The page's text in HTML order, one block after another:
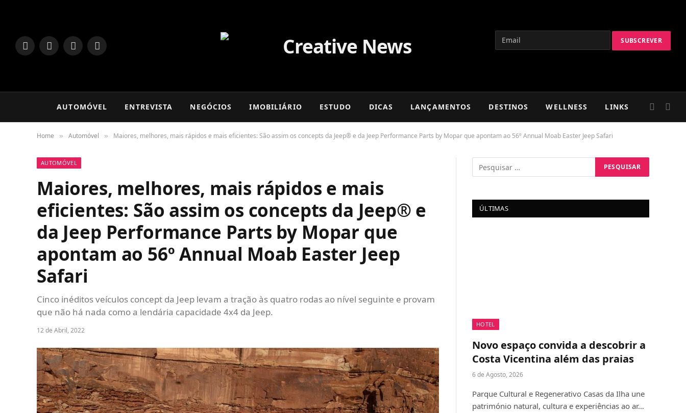
LinkedInFacebookInstagram
TikTok
AUTOMÓVEL ENTREVISTA NEGÓCIOS IMOBILIÁRIO ESTUDO DICAS LANÇAMENTOS DESTINOS WELLNESS LINKS
Home » Automóvel » Maiores, melhores, mais rápidos e mais eficientes: São assim os concepts da Jeep® e da Jeep Performance Parts by Mopar que apontam ao 56º Annual Moab Easter Jeep Safari
AUTOMÓVEL
Maiores, melhores, mais rápidos e mais
eficientes: São assim os concepts da Jeep® e
da Jeep Performance Parts by Mopar que
apontam ao 56º Annual Moab Easter Jeep
Safari
Cinco inéditos veículos concept da Jeep levam a tração às quatro rodas ao nível seguinte e provam
que não há nada como a lendária capacidade 4x4 da Jeep.
12 de Abril, 2022
ÚLTIMAS
HOTEL
Novo espaço convida a descobrir a
Costa Vicentina além das praias
6 de Agosto, 2026
Parque Cultural e Regenerativo Casas da Ilha une
património natural, cultura e experiências ao ar…